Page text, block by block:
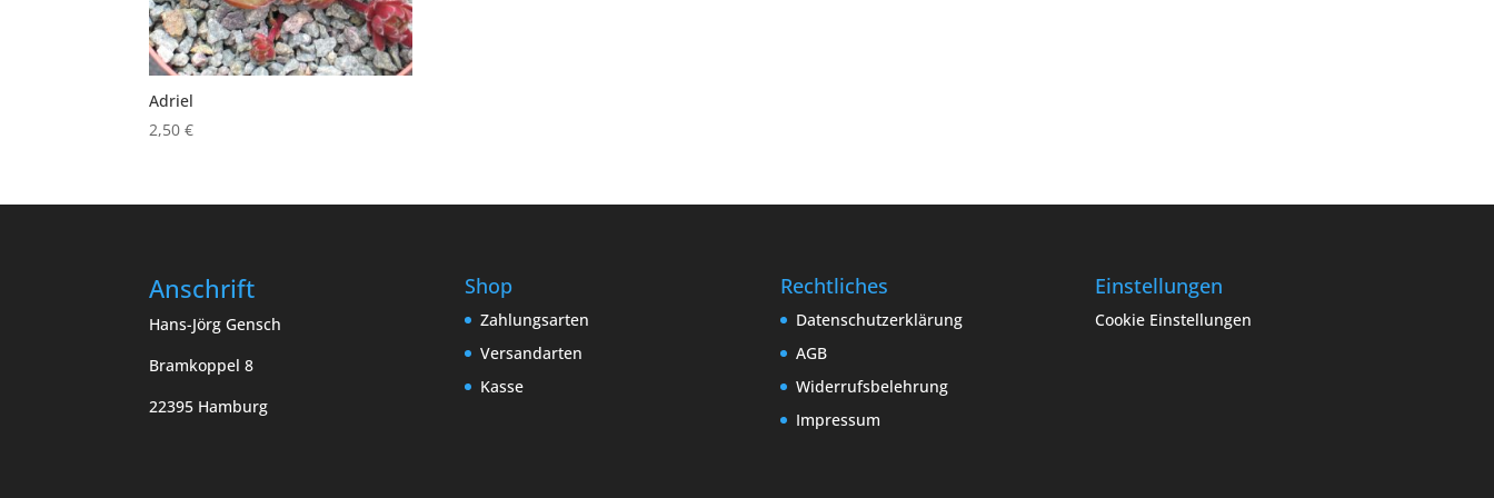
Adriel
2,50€
Anschrift
Hans-Jörg Gensch
Bramkoppel 8
22395 Hamburg
Shop
Zahlungsarten
Versandarten
Kasse
Rechtliches
Datenschutzerklärung
AGB
Widerrufsbelehrung
Impressum
Einstellungen
Cookie Einstellungen